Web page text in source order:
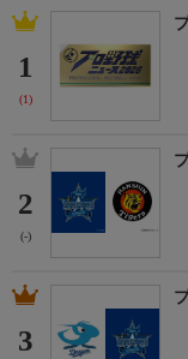
1
(1)
2
(-)
3